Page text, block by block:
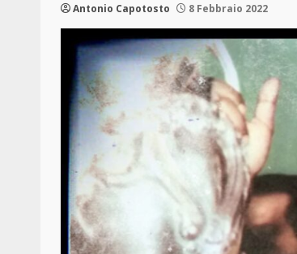
Antonio Capotosto 8 Febbraio 2022